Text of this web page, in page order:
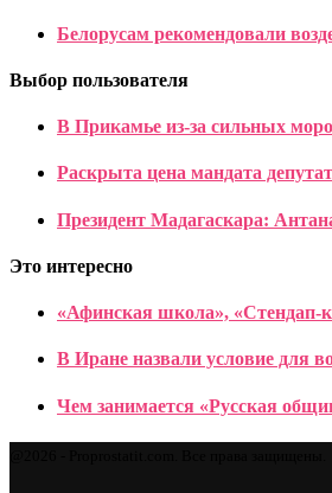
Белорусам рекомендовали
Выбор пользователя
В Прикамье из-за сильных
Раскрыта цена мандата
Президент Мадагаскара:
Это интересно
«Афинская школа», «Стендап-
В Иране назвали условие для
Чем занимается «Русская